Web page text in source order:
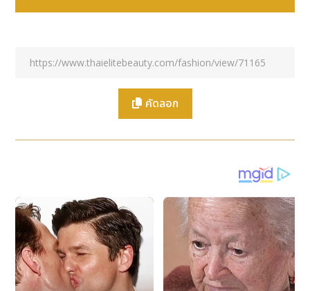
นอกจากสีเหลืองสดที่ใช้กับสายนาฬิกาและเครื่องหมายบอก
พร้อมสายโลหะแบบถอดเปลี่ยนได้ กระบวนการอันอุตสาหะ
ที่ผิวชั้นลึกทำให้นาฬิกามีคุณสมบัติทนต่อการสึกหรอ และ
ปิดท้ายด้วยการเคลือบคาร์บอนคล้ายเพชร (DLC) ก่อน
กล่องพิเศษพร้อมตรา G-SHOCK 40th และ
ใช้สามารถโชว์นาฬิการุ่นลิมิเต็ดเอดิชันนี้เป็นส่วนหนึ่งของ
คอลเลกชัน G-SHOCK ที่พวกเขาชื่นชอบ
เช่นเดียวกับรุ่นพื้นฐาน เข็มชั่วโมงและเข็มนาทีของ MRG-
BF1000E จะซ้อนทับกันเพื่อกลายเป็นเข็มเดียวเมื่อเลือก
โหมดดำน้ำ ทำให้ง่ายต่อการดูเวลาว่าดำน้ำผ่านไปนาน
เท่าใด นอกจากนี้ มอเตอร์ดูอัลคอยล์สามตัวช่วยให้ผู้ใช้
เปลี่ยนจากการแสดงเวลาปัจจุบันเป็นการแสดงเวลาดำน้ำ
คัดลอก